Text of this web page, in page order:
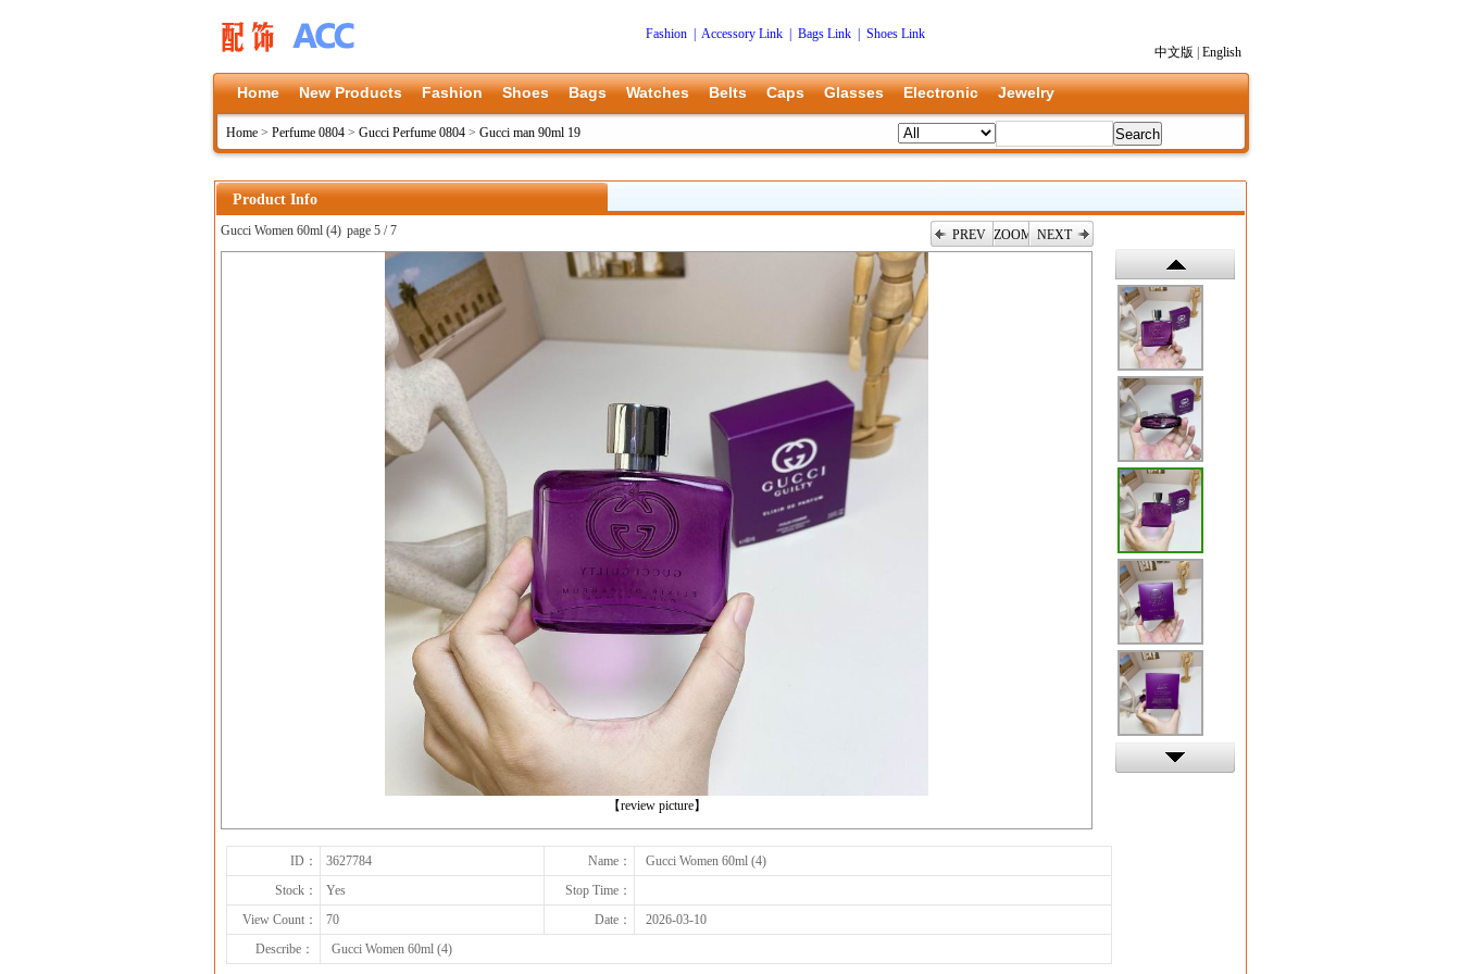
Fashion Accessory Link Bags Link
Shoes Link
中文版
English
Home New Products Fashion Shoes Bags Watches Belts Caps Glasses Electronic Jewelry
Home > Perfume 0804 > Gucci Perfume 0804 > Gucci man 90ml 19
Product Info
Gucci Women 60ml (4) page 5 / 7 PREV ZOOM NEXT
【review picture】
上一张
ID： 3627784 Name：
Gucci Women 60ml (4)
Stock：
Yes
Stop Time：
View Count：
70 Date：
2026-03-10
Describe：
Gucci Women 60ml (4)